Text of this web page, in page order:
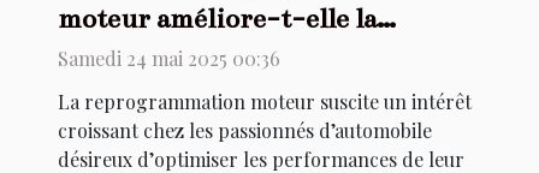
moteur améliore-t-elle la
performance et les économies des
véhicules
Samedi 24 mai 2025 00:36
La reprogrammation moteur suscite un intérêt
croissant chez les passionnés d’automobile
désireux d’optimiser les performances de leur